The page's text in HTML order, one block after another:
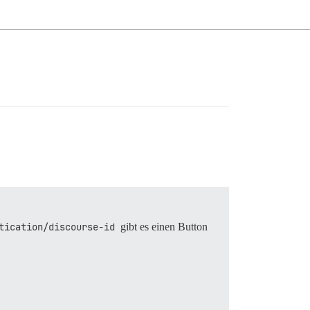
discourse-id gibt es einen Button